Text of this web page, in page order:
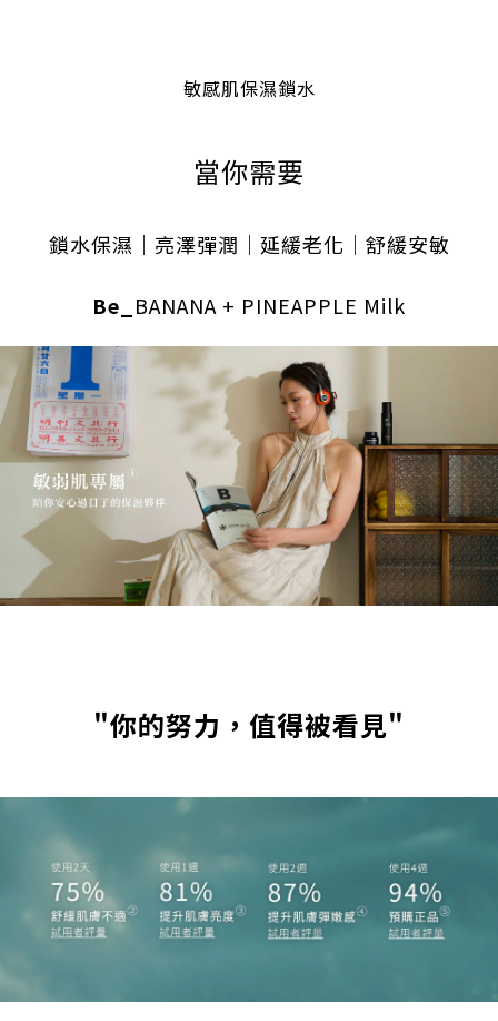
敏感肌保濕鎖水
當你需要
鎖水保濕｜亮澤彈潤 ｜延緩老化｜舒緩安敏
Be_ BANANA + PINEAPPLE Milk
"你的努力，值得被看見"